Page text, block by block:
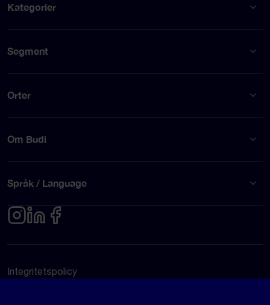
Kategorier
Segment
Orter
Om Budi
Språk / Language
Integritetspolicy